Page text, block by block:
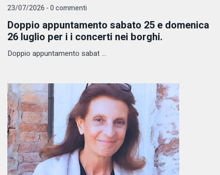
23/07/2026 - 0 commenti
Doppio appuntamento sabato 25 e domenica
26 luglio per i i concerti nei borghi.
Doppio appuntamento sabat ...